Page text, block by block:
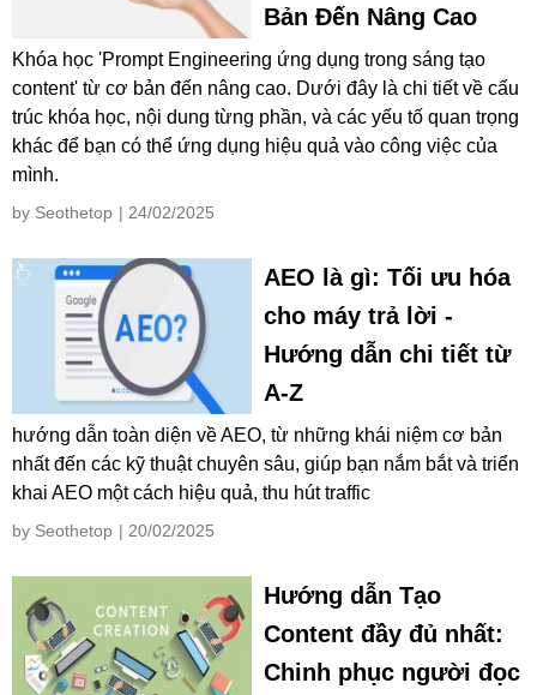
Bản Đến Nâng Cao
Khóa học 'Prompt Engineering ứng dụng trong sáng tạo
content' từ cơ bản đến nâng cao. Dưới đây là chi tiết về cấu
trúc khóa học, nội dung từng phần, và các yếu tố quan trọng
khác để bạn có thể ứng dụng hiệu quả vào công việc của
mình.
by Seothetop | 24/02/2025
AEO là gì: Tối ưu hóa
cho máy trả lời -
Hướng dẫn chi tiết từ
A-Z
hướng dẫn toàn diện về AEO, từ những khái niệm cơ bản
nhất đến các kỹ thuật chuyên sâu, giúp bạn nắm bắt và triển
khai AEO một cách hiệu quả, thu hút traffic
by Seothetop | 20/02/2025
Hướng dẫn Tạo
Content đầy đủ nhất:
Chinh phục người đọc